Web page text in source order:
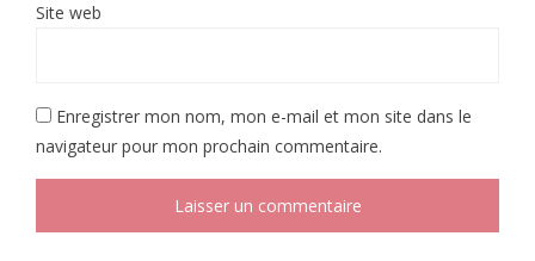
Site web
Enregistrer mon nom, mon e-mail et mon site dans le
navigateur pour mon prochain commentaire.